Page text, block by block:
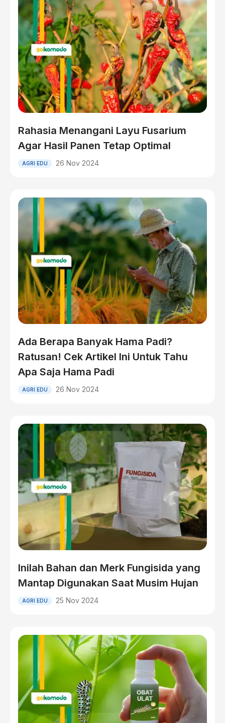
Rahasia Menangani Layu Fusarium
Agar Hasil Panen Tetap Optimal
AGRI EDU 26 Nov 2024
Ada Berapa Banyak Hama Padi?
Ratusan! Cek Artikel Ini Untuk Tahu
Apa Saja Hama Padi
AGRI EDU 26 Nov 2024
Inilah Bahan dan Merk Fungisida yang
Mantap Digunakan Saat Musim Hujan
AGRI EDU 25 Nov 2024